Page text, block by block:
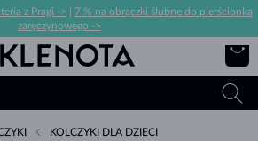
z Pragi ->
7 % na obrączki ślubne do pierścionka
zaręczynowego ->
KOLCZYKI DLA DZIECI